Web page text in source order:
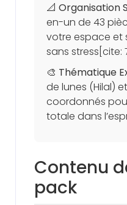
📐 Organisation
en-un de 43
votre espace et
sans stress[cite:
🎨 Thématique
de lunes (Hilal)
coordonnés
totale dans
Contenu
pack